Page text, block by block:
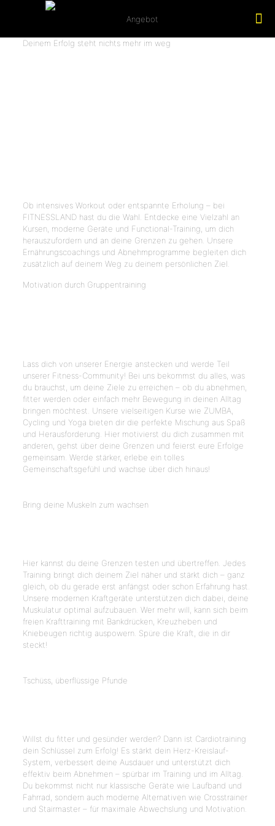
Deinem Erfolg steht nichts mehr im weg
Ob intensives Workout oder entspannte Erholung – bei
FITNESSLAND hast du die Wahl. Entdecke eine Vielzahl an
Kursen, moderne Geräte und Functional-Training, um dich
herauszufordern und an deine Grenzen zu gehen. Unsere
Ernährungscoachings und Abnehmprogramme begleiten dich
zusätzlich auf deinem Weg zu deinem persönlichen Ziel.
Motivation durch Gruppentraining
Lass dich von unserer Energie anstecken und werde Teil
unserer Fitness-Community! Bei uns bekommst du alles, was
du brauchst, um deine Ziele zu erreichen – ob du abnehmen,
fitter werden oder einfach mehr Bewegung in deinen Alltag
bringen möchtest. Unsere vielseitigen Kurse wie ZUMBA,
Cycling und Yoga bieten dir die perfekte Mischung aus Spaß
und Herausforderung. Hier motivierst du dich zusammen mit
anderen, gehst über deine Grenzen und feierst eure Erfolge
gemeinsam. Werde stärker, erlebe ein tolles
Gemeinschaftsgefühl und wachse über dich hinaus!
Bring deine Muskeln zum wachsen
Hier kannst du deine Grenzen testen und übertreffen. Jedes
Training bringt dich deinem Ziel näher und stärkt dich – ganz
gleich, ob du gerade erst anfängst oder schon Erfahrung hast.
Unsere modernen Kraftgeräte unterstützen dich dabei, deine
Muskulatur optimal aufzubauen. Wer mehr will, kann sich beim
freien Krafttraining mit Bankdrücken, Kreuzheben und
Kniebeugen richtig auspowern. Spüre die Kraft, die in dir
steckt!
Tschüss, überflüssige Pfunde
Willst du fitter und gesünder werden? Dann ist Cardiotraining
dein Schlüssel zum Erfolg! Es stärkt dein Herz-Kreislauf-
System, verbessert deine Ausdauer und unterstützt dich
effektiv beim Abnehmen – spürbar im Training und im Alltag.
Du bekommst nicht nur klassische Geräte wie Laufband und
Fahrrad, sondern auch moderne Alternativen wie Crosstrainer
und Stairmaster – für maximale Abwechslung und Motivation.